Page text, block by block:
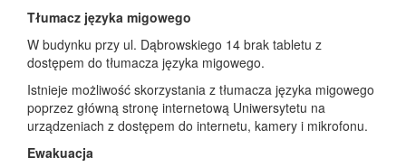
Tłumacz języka migowego
W budynku przy ul. Dąbrowskiego 14 brak tabletu z
dostępem do tłumacza języka migowego.
Istnieje możliwość skorzystania z tłumacza języka migowego
poprzez główną stronę internetową Uniwersytetu na
urządzeniach z dostępem do internetu, kamery i mikrofonu.
Ewakuacja